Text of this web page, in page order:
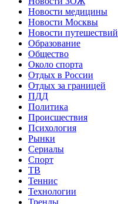
Новости медицины
Новости Москвы
Новости путешествий
Образование
Общество
Около спорта
Отдых в России
Отдых за границей
ПДД
Политика
Происшествия
Психология
Рынки
Сериалы
Спорт
ТВ
Теннис
Технологии
Тренды